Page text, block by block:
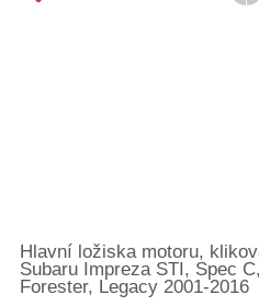
Hlavní ložiska motoru,
Subaru Impreza STI, Spec
Forester, Legacy 2001-2016